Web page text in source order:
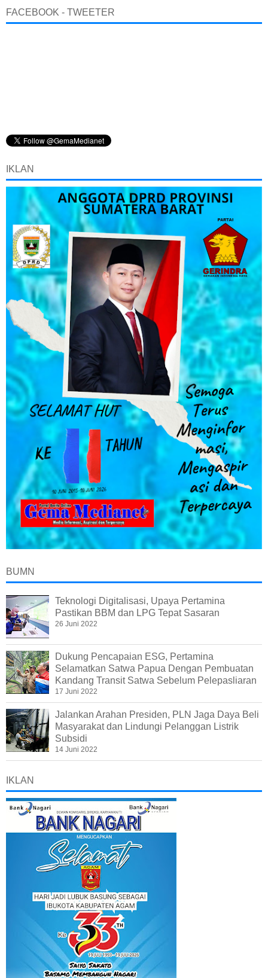
FACEBOOK - TWEETER
IKLAN
BUMN
Teknologi Digitalisasi, Upaya Pertamina
Pastikan BBM dan LPG Tepat Sasaran
26 Juni 2022
Dukung Pencapaian ESG, Pertamina
Selamatkan Satwa Papua Dengan Pembuatan
Kandang Transit Satwa Sebelum Pelepasliaran
17 Juni 2022
Jalankan Arahan Presiden, PLN Jaga Daya Beli
Masyarakat dan Lindungi Pelanggan Listrik
Subsidi
14 Juni 2022
IKLAN